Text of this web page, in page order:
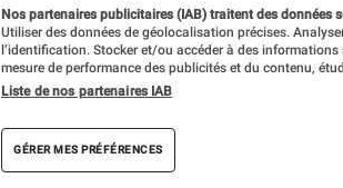
Nos partenaires publicitaires (IAB) traitent des données
Utiliser des données de géolocalisation précises.
l’identification. Stocker et/ou accéder à des
mesure de performance des publicités et du contenu,
Liste de nos partenaires IAB
GÉRER MES PRÉFÉRENCES